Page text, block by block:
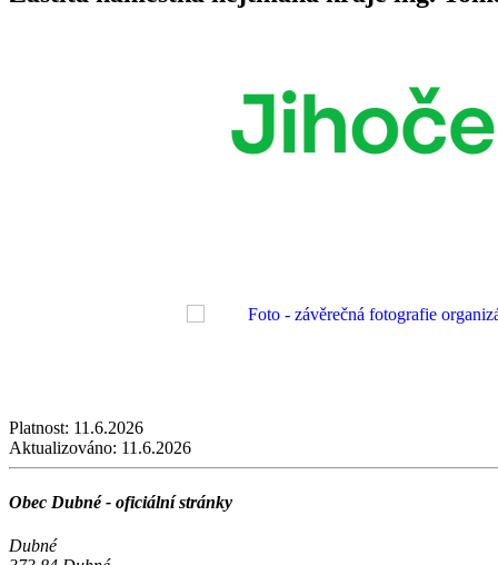
Platnost: 11.6.2026
Aktualizováno: 11.6.2026
Obec Dubné - oficiální stránky
Dubné